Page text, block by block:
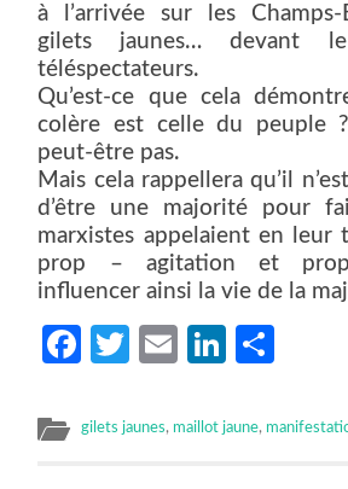
à l’arrivée sur les
gilets jaunes… devant
téléspectateurs.
Qu’est-ce que cela
colère est celle du peuple
peut-être pas.
Mais cela rappellera qu’il
d’être une majorité pour
marxistes appelaient en leur
prop – agitation et
influencer ainsi la vie de la
Facebook
Twitter
Email
gilets jaunes, maillot jaune,